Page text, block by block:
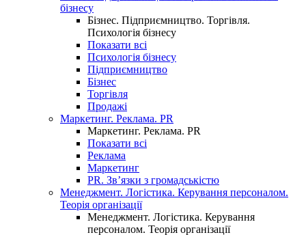
бізнесу
Бізнес. Підприємництво. Торгівля.
Психологія бізнесу
Показати всі
Психологія бізнесу
Підприємництво
Бізнес
Торгівля
Продажі
Маркетинг. Реклама. PR
Маркетинг. Реклама. PR
Показати всі
Реклама
Маркетинг
PR. Зв’язки з громадськістю
Менеджмент. Логістика. Керування персоналом.
Теорія організації
Менеджмент. Логістика. Керування
персоналом. Теорія організації